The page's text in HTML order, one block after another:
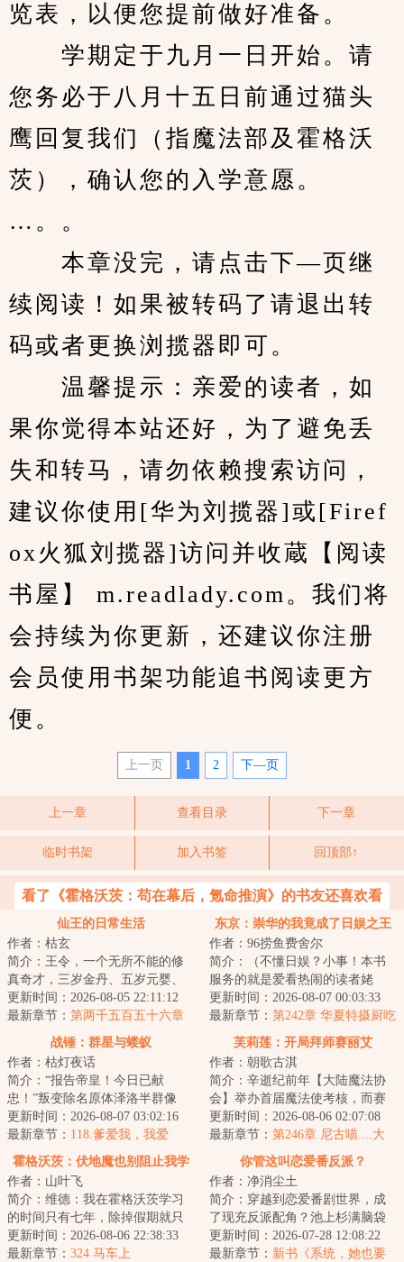
览表，以便您提前做好准备。
学期定于九月一日开始。请
您务必于八月十五日前通过猫头
鹰回复我们（指魔法部及霍格沃
茨），确认您的入学意愿。
…。。
本章没完，请点击下—页继
续阅读！如果被转码了请退出转
码或者更换浏揽器即可。
温馨提示：亲爱的读者，如
果你觉得本站还好，为了避免丢
失和转马，请勿依赖搜索访问，
建议你使用[华为刘揽器]或[Firef
ox火狐刘揽器]访问并收蔵【阅读
书屋】 m.readlady.com。我们将
会持续为你更新，还建议你注册
会员使用书架功能追书阅读更方
便。
上一页 1 2 下—页
上一章 查看目录 下一章
临时书架 加入书签 回顶部↑
看了《霍格沃茨：苟在幕后，氪命推演》的书友还喜欢看
仙王的日常生活
作者：枯玄
简介：王令，一个无所不能的修
真奇才，三岁金丹、五岁元婴、
七岁化神……作为这个世界上几
乎无所不能的存...
更新时间：2026-08-05 22:11:12
最新章节： 第两千五百五十六章
我这一生滴酒不沾
东京：崇华的我竟成了日娱之王
作者：96捞鱼费舍尔
简介：（不懂日娱？小事！本书
服务的就是爱看热闹的读者姥
爷！）穿越东京，却是平成末
年，泡沫时代的红利...
更新时间：2026-08-07 00:03:33
最新章节： 第242章 华夏特摄厨吃
得有点好，东映的橄榄枝（三
更！）
战锤：群星与蝼蚁
作者：枯灯夜话
简介：“报告帝皇！今日已献
忠！”叛变除名原体泽洛半群像
文，主角非穿越者，诙谐风正剧
风穿插。完结万均...
更新时间：2026-08-07 03:02:16
最新章节： 118.爹爱我，我爱
爹……
芙莉莲：开局拜师赛丽艾
作者：朝歌古淇
简介：辛逝纪前年【大陆魔法协
会】举办首届魔法使考核，而赛
丽艾亲自担任总考官一职。“不合
格，下一个。...
更新时间：2026-08-06 02:07:08
最新章节： 第246章 尼古喵....大
霍格沃茨：伏地魔也别阻止我学
作者：山叶飞
简介：维德：我在霍格沃茨学习
的时间只有七年，除掉假期就只
有周！即使一周就能吃透一本
书，周也不过才本...
更新时间：2026-08-06 22:38:33
最新章节： 324 马车上
你管这叫恋爱番反派？
作者：净消尘土
简介：穿越到恋爱番剧世界，成
了现充反派配角？池上杉满脑袋
问号，疑惑地看着自己的人设：
家境殷实，父母...
更新时间：2026-07-28 12:08:22
最新章节： 新书《系统，她也要